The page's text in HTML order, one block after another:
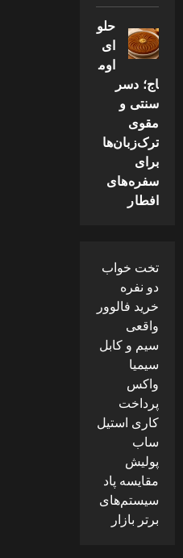
حلو
ای
اوم
اج؛ دسر
سنتی و
مقوی
ترک‌زبان‌ها
برای
سفره‌های
افطار
تخت خواب
دو نفره
خرید فالوور
واقعی
سیم و کابل
سیمیا
واکس
پرداخت
کاری استیل
ساب
پولیش
مقایسه پاد
سیستم‌های
برتر بازار